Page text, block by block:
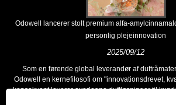
Odowell lancerer stolt premium alfa-
personlig plejeinnovation
2025/09/12
Som en førende global leverandør af
Odowell en kernefilosofi om "innovationsdrevet,
konsekvent leverer overlegne duftløsninger til